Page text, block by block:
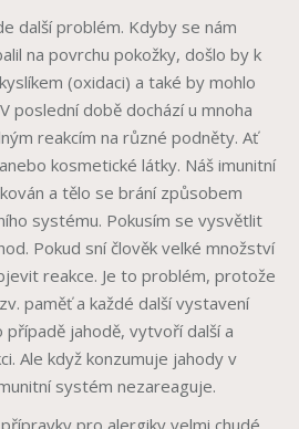
další problém. Kdyby se nám
na povrchu pokožky, došlo by k
(oxidaci) a také by mohlo
poslední době dochází u mnoha
reakcím na různé podněty. Ať
kosmetické látky. Náš imunitní
a tělo se brání způsobem
systému. Pokusím se vysvětlit
Pokud sní člověk velké množství
reakce. Je to problém, protože
paměť a každé další vystavení
jahodě, vytvoří další a
Ale když konzumuje jahody v
systém nezareaguje.
pro alergiky velmi chudé